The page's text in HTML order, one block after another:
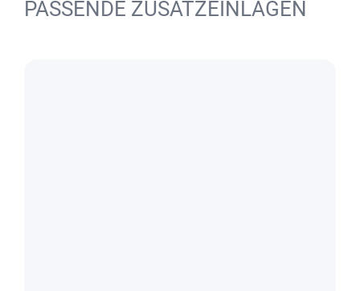
PASSENDE ZUSATZEINLAGEN